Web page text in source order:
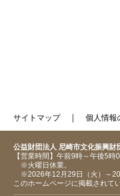
サイトマップ｜ 個人情報
公益財団法人 尼崎市文化振興財
【営業時間】午前9時～午後5
※火曜日休業。
※2026年12月29日（火）～
このホームページに掲載されて